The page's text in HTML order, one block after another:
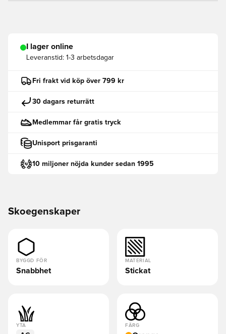
I lager online
Leveranstid: 1-3 arbetsdagar
Fri frakt vid köp över 799 kr
30 dagars returrätt
Medlemmar får gratis tryck
Unisport prisgaranti
10 miljoner nöjda kunder sedan 1995
Skoegenskaper
BYGGD FÖR
Snabbhet
MATERIAL
Stickat
YTA FÄRG